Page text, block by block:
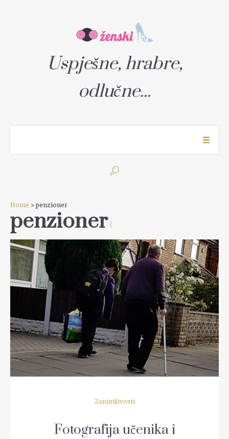
Uspješne, hrabre,
odlučne...
Home > penzioner
penzioner 1
READ MORE
Zanimljivosti
Fotografija učenika i